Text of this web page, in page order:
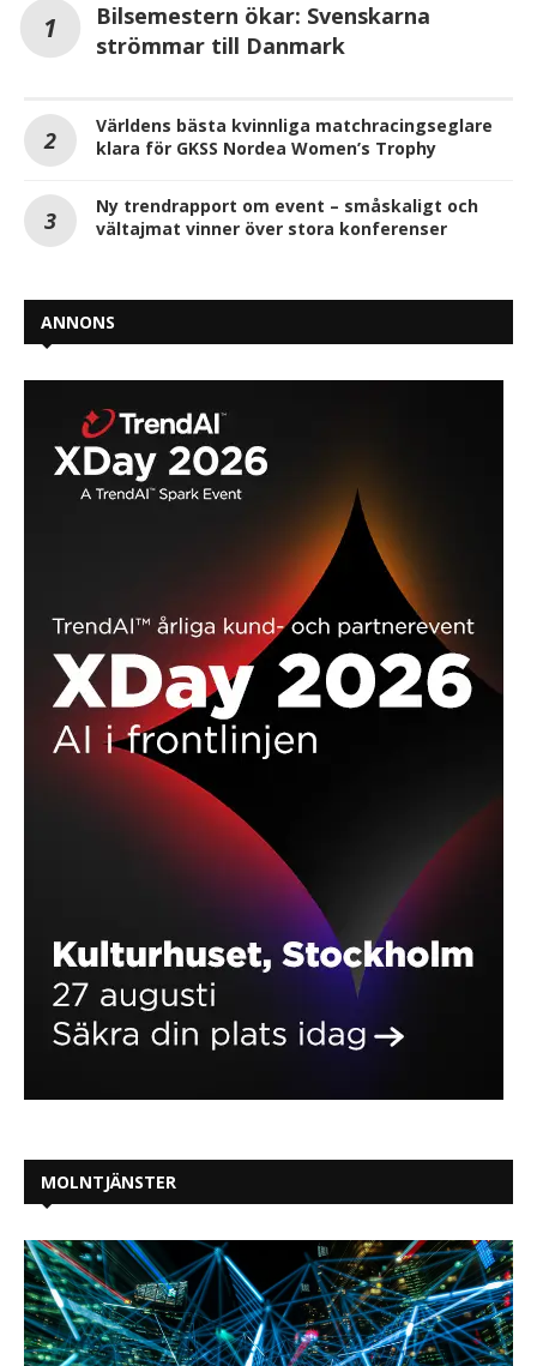
Bilsemestern ökar: Svenskarna
strömmar till Danmark
Världens bästa kvinnliga matchracingseglare
klara för GKSS Nordea Women’s Trophy
Ny trendrapport om event – småskaligt och
vältajmat vinner över stora konferenser
ANNONS
MOLNTJÄNSTER